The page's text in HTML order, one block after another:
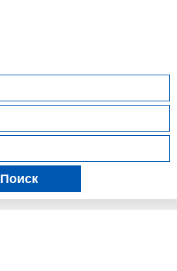
Поиск